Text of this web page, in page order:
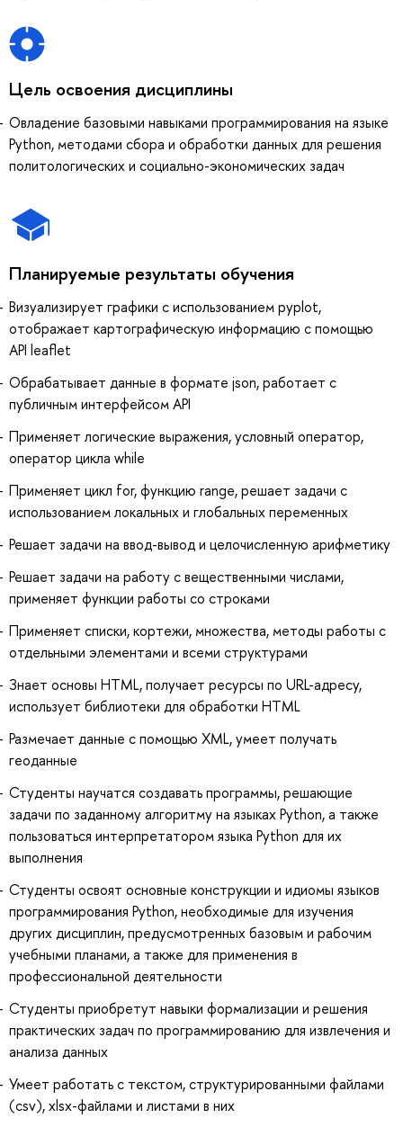
Цель освоения дисциплины
Овладение базовыми навыками программирования на языке
Python, методами сбора и обработки данных для решения
политологических и социально-экономических задач
Планируемые результаты обучения
Визуализирует графики с использованием pyplot,
отображает картографическую информацию с помощью
API leaflet
Обрабатывает данные в формате json, работает с
публичным интерфейсом API
Применяет логические выражения, условный оператор,
оператор цикла while
Применяет цикл for, функцию range, решает задачи с
использованием локальных и глобальных переменных
Решает задачи на ввод-вывод и целочисленную арифметику
Решает задачи на работу с вещественными числами,
применяет функции работы со строками
Применяет списки, кортежи, множества, методы работы с
отдельными элементами и всеми структурами
Знает основы HTML, получает ресурсы по URL-адресу,
использует библиотеки для обработки HTML
Размечает данные с помощью XML, умеет получать
геоданные
Студенты научатся создавать программы, решающие
задачи по заданному алгоритму на языках Python, а также
пользоваться интерпретатором языка Python для их
выполнения
Студенты освоят основные конструкции и идиомы языков
программирования Python, необходимые для изучения
других дисциплин, предусмотренных базовым и рабочим
учебными планами, а также для применения в
профессиональной деятельности
Студенты приобретут навыки формализации и решения
практических задач по программированию для извлечения и
анализа данных
Умеет работать с текстом, структурированными файлами
(csv), xlsx-файлами и листами в них